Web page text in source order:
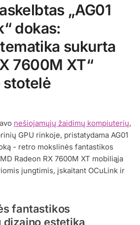
„AG01
dokas:
sukurta
7600M XT“
stotelė
nešiojamųjų žaidimų kompiuterių,
GPU rinkoje, pristatydama AG01
- retro mokslinės fantastikos
Radeon RX 7600M XT mobiliąja
jungtimis, įskaitant OCuLink ir
fantastikos
estetika